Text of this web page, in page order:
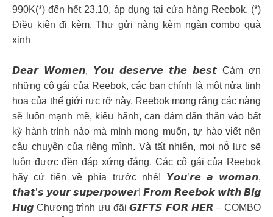
990K(*) đến hết 23.10, áp dụng tại cửa hàng Reebok. (*)
Điều kiện đi kèm. Thư gửi nàng kèm ngàn combo quà
xinh
𝘿𝙚𝙖𝙧 𝙒𝙤𝙢𝙚𝙣, 𝙔𝙤𝙪 𝙙𝙚𝙨𝙚𝙧𝙫𝙚 𝙩𝙝𝙚 𝙗𝙚𝙨𝙩 Cảm ơn
những cô gái của Reebok, các bạn chính là một nửa tinh
hoa của thế giới rực rỡ này. Reebok mong rằng các nàng
sẽ luôn mạnh mẽ, kiêu hãnh, can đảm dấn thân vào bất
kỳ hành trình nào mà mình mong muốn, tự hào viết nên
câu chuyện của riêng mình. Và tất nhiên, mọi nỗ lực sẽ
luôn được đền đáp xứng đáng. Các cô gái của Reebok
hãy cứ tiến về phía trước nhé! 𝙔𝙤𝙪’𝙧𝙚 𝙖 𝙬𝙤𝙢𝙖𝙣,
𝙩𝙝𝙖𝙩’𝙨 𝙮𝙤𝙪𝙧 𝙨𝙪𝙥𝙚𝙧𝙥𝙤𝙬𝙚𝙧! 𝙁𝙧𝙤𝙢 𝙍𝙚𝙚𝙗𝙤𝙠 𝙬𝙞𝙩𝙝 𝘽𝙞𝙜
𝙃𝙪𝙜 Chương trình ưu đãi 𝙂𝙄𝙁𝙏𝙎 𝙁𝙊𝙍 𝙃𝙀𝙍 – COMBO